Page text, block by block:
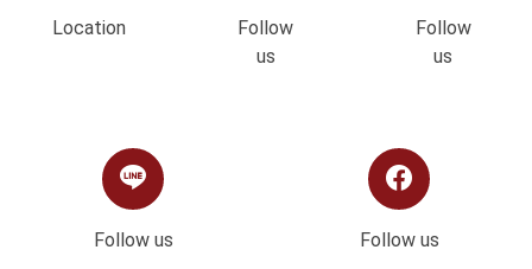
Location
Follow
us
Follow
us
Follow us Follow us